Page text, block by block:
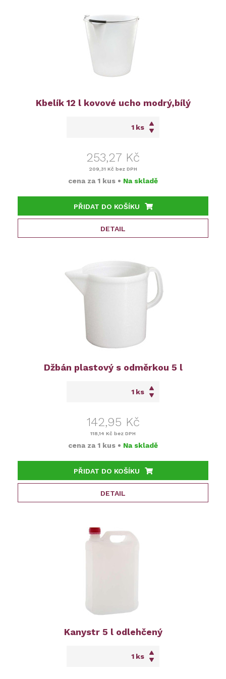
Kbelík 12 l kovové ucho modrý,bílý
ks
253,27 Kč
209,31 Kč bez DPH
cena za 1 kus • Na skladě
PŘIDAT DO KOŠÍKU
DETAIL
Džbán plastový s odměrkou 5 l
ks
142,95 Kč
118,14 Kč bez DPH
cena za 1 kus • Na skladě
PŘIDAT DO KOŠÍKU
DETAIL
Kanystr 5 l odlehčený
ks